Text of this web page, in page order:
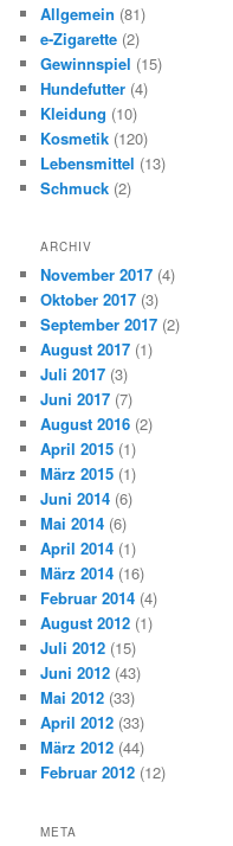
Allgemein (81)
e-Zigarette (2)
Gewinnspiel (15)
Hundefutter (4)
Kleidung (10)
Kosmetik (120)
Lebensmittel (13)
Schmuck (2)
ARCHIV
November 2017 (4)
Oktober 2017 (3)
September 2017 (2)
August 2017 (1)
Juli 2017 (3)
Juni 2017 (7)
August 2016 (2)
April 2015 (1)
März 2015 (1)
Juni 2014 (6)
Mai 2014 (6)
April 2014 (1)
März 2014 (16)
Februar 2014 (4)
August 2012 (1)
Juli 2012 (15)
Juni 2012 (43)
Mai 2012 (33)
April 2012 (33)
März 2012 (44)
Februar 2012 (12)
META